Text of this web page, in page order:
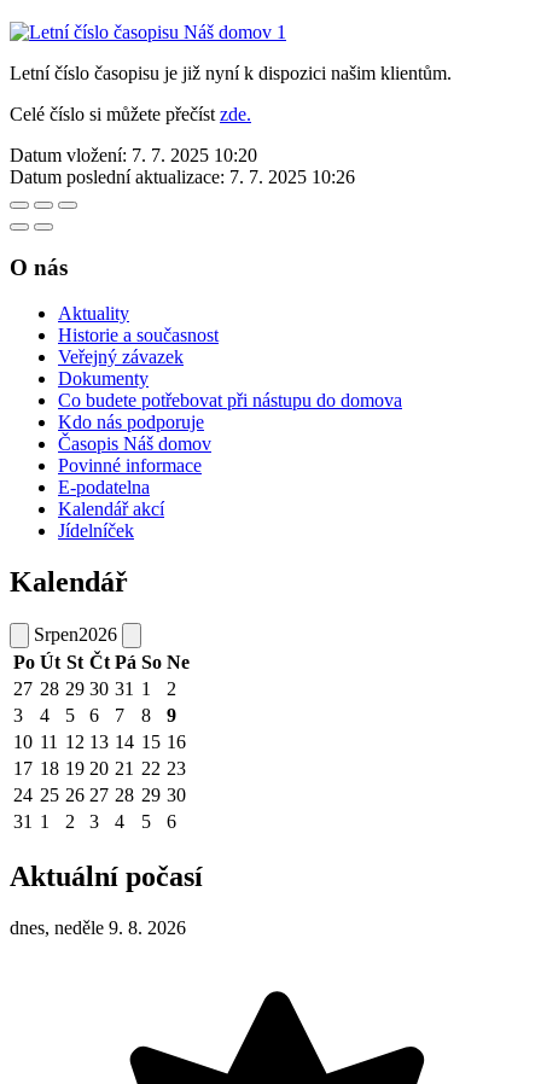
Letní číslo časopisu je již nyní k dispozici našim klientům.
Celé číslo si můžete přečíst zde.
Datum vložení: 7. 7. 2025 10:20
Datum poslední aktualizace: 7. 7. 2025 10:26
O nás
Aktuality
Historie a současnost
Veřejný závazek
Dokumenty
Co budete potřebovat při nástupu do domova
Kdo nás podporuje
Časopis Náš domov
Povinné informace
E-podatelna
Kalendář akcí
Jídelníček
Kalendář
Srpen2026
Po Út St Čt Pá So Ne
27 28 29 30 31 1
2
3
4 5 6 7 8
9
10 11 12 13 14 15 16
17 18 19 20 21 22 23
24 25 26 27 28 29 30
31 1 2 3 4 5 6
Aktuální počasí
dnes, neděle 9. 8. 2026